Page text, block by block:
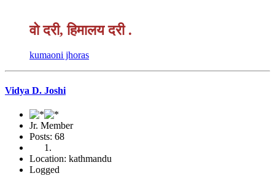
वो दरी, हिमालय दरी .
kumaoni jhoras
Vidya D. Joshi
Jr. Member
Posts: 68
Location: kathmandu
Logged